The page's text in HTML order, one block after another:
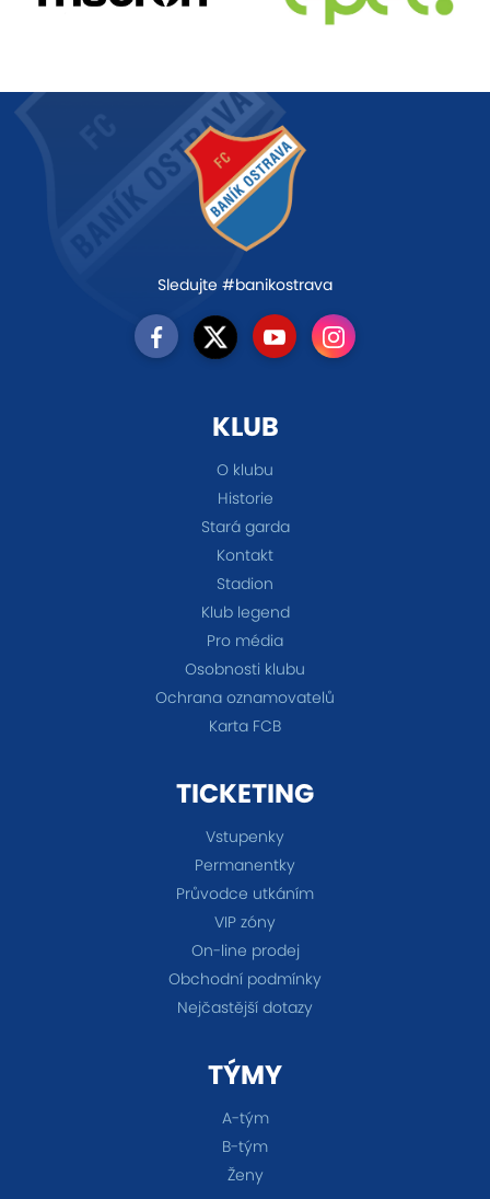
Sledujte #banikostrava
KLUB
O klubu
Historie
Stará garda
Kontakt
Stadion
Klub legend
Pro média
Osobnosti klubu
Ochrana oznamovatelů
Karta FCB
TICKETING
Vstupenky
Permanentky
Průvodce utkáním
VIP zóny
On-line prodej
Obchodní podmínky
Nejčastější dotazy
TÝMY
A-tým
B-tým
Ženy